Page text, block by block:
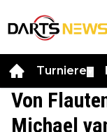
Turniere
Von
Michael